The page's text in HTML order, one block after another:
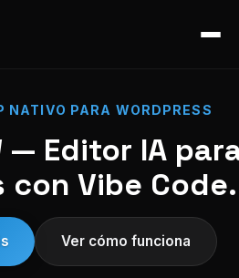
NATIVO PARA WORDPRESS
— Editor IA
con Vibe Code.
Ver cómo funciona